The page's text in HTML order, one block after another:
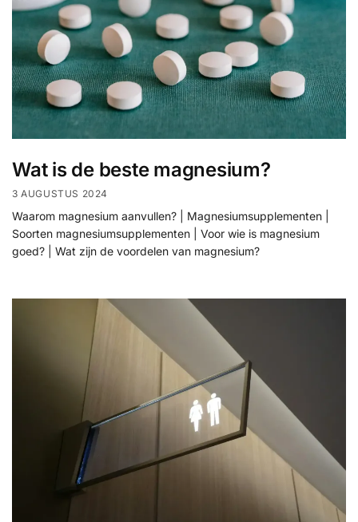
Wat is de beste magnesium?
3 AUGUSTUS 2024
Waarom magnesium aanvullen? | Magnesiumsupplementen |
Soorten magnesiumsupplementen | Voor wie is magnesium
goed? | Wat zijn de voordelen van magnesium?